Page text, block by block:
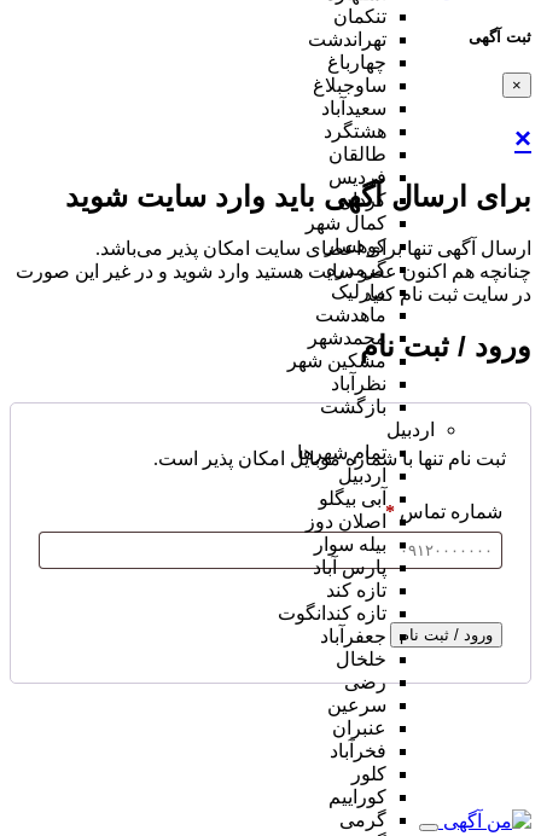
ثبت آگهی
×
×
برای ارسال آگهی باید وارد سایت شوید
ارسال آگهی تنها برای اعضای سایت امکان پذیر می‌باشد.
چنانچه هم‌ اکنون عضو سایت هستید وارد شوید و در غیر این صورت
در سایت ثبت نام کنید
ورود / ثبت نام
ثبت نام تنها با شماره موبایل امکان پذیر است.
شماره تماس *
ورود / ثبت نام
تنکمان
تهراندشت
چهارباغ
ساوجبلاغ
سعیدآباد
هشتگرد
طالقان
فردیس
کردان
کمال شهر
کوهسار
گرمدره
مارلیک
ماهدشت
محمدشهر
مشکین شهر
نظرآباد
بازگشت
اردبیل
تمام شهر‌ها
اردبیل
آبی بیگلو
اصلان دوز
بیله سوار
پارس آباد
تازه کند
تازه کندانگوت
جعفرآباد
خلخال
رضی
سرعین
عنبران
فخرآباد
کلور
کوراییم
گرمی